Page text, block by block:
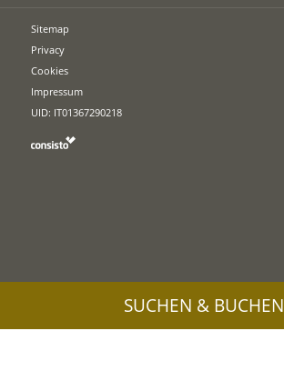
Sitemap
Privacy
Cookies
Impressum
UID: IT01367290218
SUCHEN & BUCHEN